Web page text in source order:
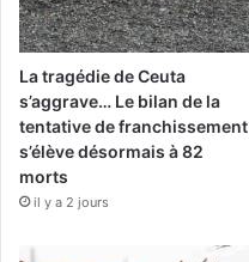
La tragédie de Ceuta
s’aggrave… Le bilan de la
tentative de franchissement
s’élève désormais à 82
morts
il y a 2 jours